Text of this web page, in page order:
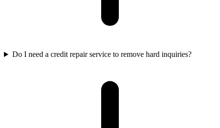
Do I need a credit repair service to remove hard inquiries?